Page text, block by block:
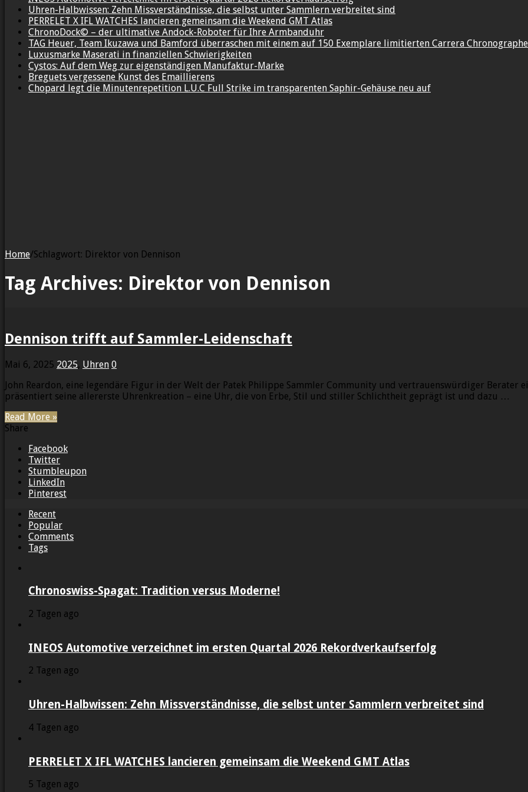
Uhren-Halbwissen: Zehn Missverständnisse, die selbst unter Sammlern verbreitet sind
PERRELET X IFL WATCHES lancieren gemeinsam die Weekend GMT Atlas
ChronoDock© – der ultimative Andock-Roboter für Ihre Armbanduhr
TAG Heuer, Team Ikuzawa und Bamford überraschen mit einem auf 150 Exemplare limitierten Carrera
Luxusmarke Maserati in finanziellen Schwierigkeiten
Cystos: Auf dem Weg zur eigenständigen Manufaktur-Marke
Breguets vergessene Kunst des Emaillierens
Chopard legt die Minutenrepetition L.U.C Full Strike im transparenten Saphir-Gehäuse neu auf
Home/Schlagwort: Direktor von Dennison
Tag Archives: Direktor von Dennison
Dennison trifft auf Sammler-Leidenschaft
Mai 6, 2025 2025, Uhren 0
John Reardon, eine legendäre Figur in der Welt der Patek Philippe Sammler Community und vertrauenswürdiger
präsentiert seine allererste Uhrenkreation – eine Uhr, die von Erbe, Stil und stiller Schlichtheit geprägt ist und dazu …
Read More »
Share
Facebook
Twitter
Stumbleupon
LinkedIn
Pinterest
Recent
Popular
Comments
Tags
Chronoswiss-Spagat: Tradition versus Moderne!
2 Tagen ago
INEOS Automotive verzeichnet im ersten Quartal 2026 Rekordverkaufserfolg
2 Tagen ago
Uhren-Halbwissen: Zehn Missverständnisse, die selbst unter Sammlern verbreitet sind
4 Tagen ago
PERRELET X IFL WATCHES lancieren gemeinsam die Weekend GMT Atlas
5 Tagen ago